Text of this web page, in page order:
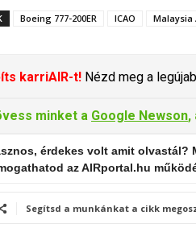
Boeing 777-200ER ICAO Malaysia
karriAIR-t! Nézd meg a
minket a Google Newson,
érdekes volt amit olvastál?
az AIRportal.hu
Segítsd a munkánkat a cikk